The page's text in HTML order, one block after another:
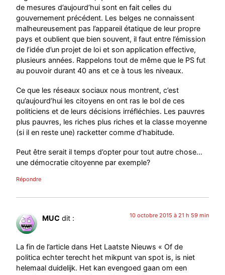
de mesures d’aujourd’hui sont en fait celles du
gouvernement précédent. Les belges ne connaissent
malheureusement pas l’appareil étatique de leur propre
pays et oublient que bien souvent, il faut entre l’émission
de l’idée d’un projet de loi et son application effective,
plusieurs années. Rappelons tout de même que le PS fut
au pouvoir durant 40 ans et ce à tous les niveaux.
Ce que les réseaux sociaux nous montrent, c’est
qu’aujourd’hui les citoyens en ont ras le bol de ces
politiciens et de leurs décisions irréfléchies. Les pauvres
plus pauvres, les riches plus riches et la classe moyenne
(si il en reste une) racketter comme d’habitude.
Peut être serait il temps d’opter pour tout autre chose…
une démocratie citoyenne par exemple?
Répondre
MUC dit : 10 octobre 2015 à 21 h 59 min
La fin de l’article dans Het Laatste Nieuws « Of de
politica echter terecht het mikpunt van spot is, is niet
helemaal duidelijk. Het kan evengoed gaan om een